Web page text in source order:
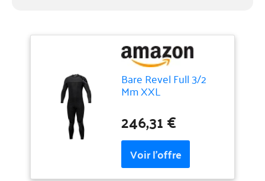
Bare Revel Full 3/2
Mm XXL
246,31 €